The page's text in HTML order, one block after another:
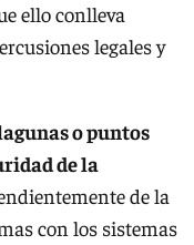
ello conlleva
legales y
o puntos
de la
de la
con los sistemas